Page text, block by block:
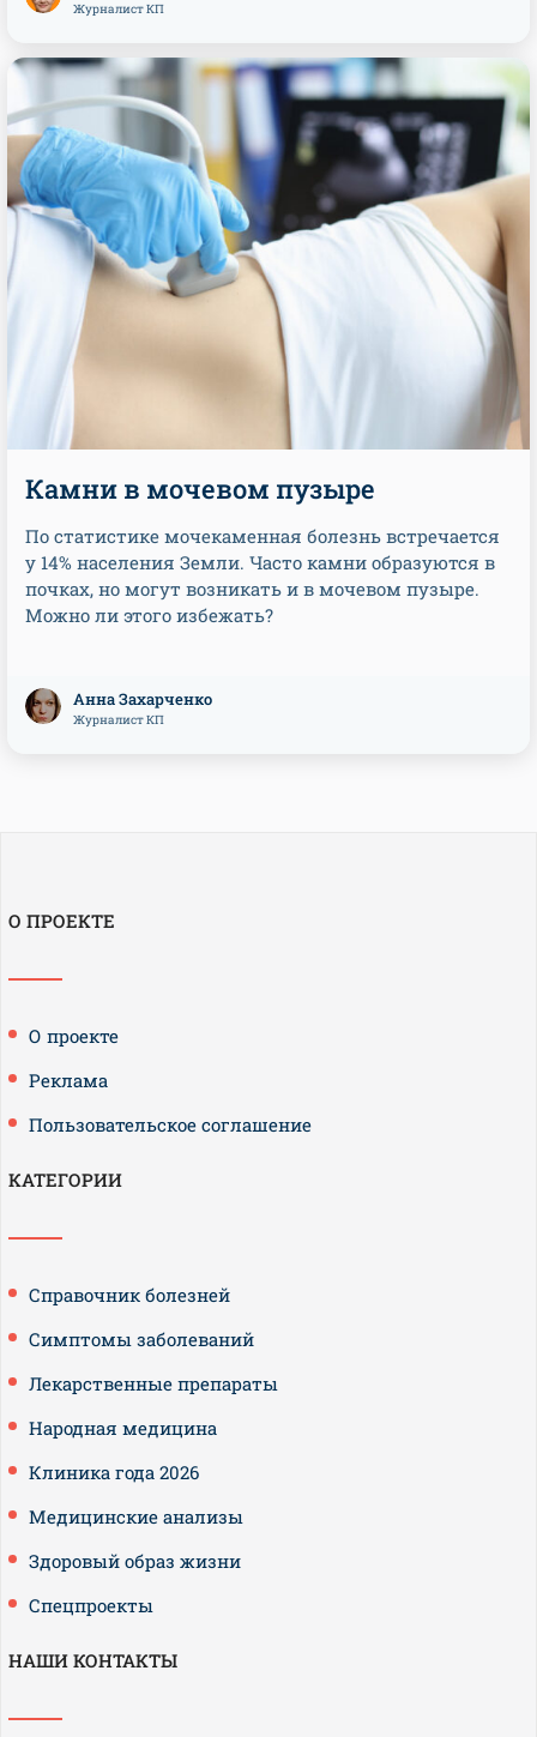
Журналист КП
Камни в мочевом пузыре
По статистике мочекаменная болезнь встречается
у 14% населения Земли. Часто камни образуются в
почках, но могут возникать и в мочевом пузыре.
Можно ли этого избежать?
Анна Захарченко
Журналист КП
О ПРОЕКТЕ
О проекте
Реклама
Пользовательское соглашение
КАТЕГОРИИ
Справочник болезней
Симптомы заболеваний
Лекарственные препараты
Народная медицина
Клиника года 2026
Медицинские анализы
Здоровый образ жизни
Спецпроекты
НАШИ КОНТАКТЫ